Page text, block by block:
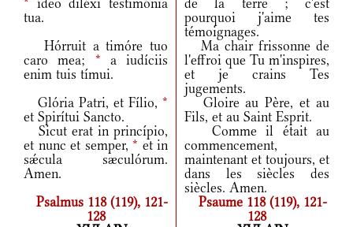
* ídeo diléxi testimónia
tua.
de la terre ; c'est
pourquoi j'aime tes
témoignages.
Hórruit a timóre tuo
caro mea; * a iudíciis
enim tuis tímui.
Ma chair frissonne de
l'effroi que Tu m'inspires,
et je crains Tes
jugements.
Glória Patri, et Fílio, *
et Spirítui Sancto.
Gloire au Père, et au
Fils, et au Saint Esprit.
Sicut erat in princípio,
et nunc et semper, * et in
sǽcula sæculórum.
Amen.
Comme il était au
commencement,
maintenant et toujours, et
dans les siècles des
siècles. Amen.
Psalmus 118 (119), 121-
128
Psaume 118 (119), 121-
128